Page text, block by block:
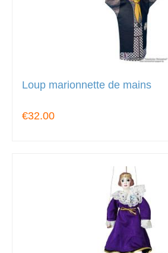
Loup marionnette de mains
€32.00